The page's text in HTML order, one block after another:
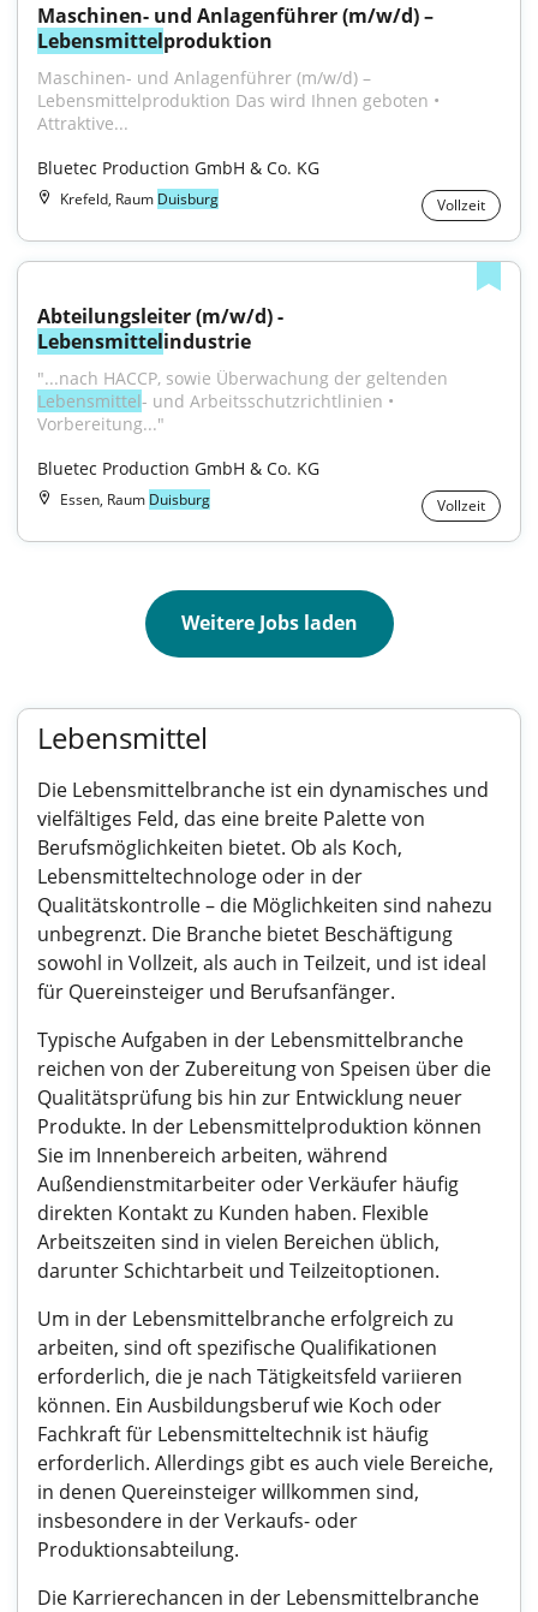
Lebensmittelproduktion
Maschinen- und Anlagenführer (m/w/d) –
Lebensmittelproduktion Das wird Ihnen geboten •
Attraktive...
Bluetec Production GmbH & Co. KG
Krefeld, Raum Duisburg Vollzeit
Lebensmittelindustrie
Lebensmittel- und Arbeitsschutzrichtlinien •
Vorbereitung..."
Bluetec Production GmbH & Co. KG
Essen, Raum Duisburg Vollzeit
Weitere Jobs laden
Lebensmittel
Die Lebensmittelbranche ist ein dynamisches und
vielfältiges Feld, das eine breite Palette von
Berufsmöglichkeiten bietet. Ob als Koch,
Lebensmitteltechnologe oder in der
Qualitätskontrolle – die Möglichkeiten sind nahezu
unbegrenzt. Die Branche bietet Beschäftigung
sowohl in Vollzeit, als auch in Teilzeit, und ist ideal
für Quereinsteiger und Berufsanfänger.
Typische Aufgaben in der Lebensmittelbranche
reichen von der Zubereitung von Speisen über die
Qualitätsprüfung bis hin zur Entwicklung neuer
Produkte. In der Lebensmittelproduktion können
Sie im Innenbereich arbeiten, während
Außendienstmitarbeiter oder Verkäufer häufig
direkten Kontakt zu Kunden haben. Flexible
Arbeitszeiten sind in vielen Bereichen üblich,
darunter Schichtarbeit und Teilzeitoptionen.
Um in der Lebensmittelbranche erfolgreich zu
arbeiten, sind oft spezifische Qualifikationen
erforderlich, die je nach Tätigkeitsfeld variieren
können. Ein Ausbildungsberuf wie Koch oder
Fachkraft für Lebensmitteltechnik ist häufig
erforderlich. Allerdings gibt es auch viele Bereiche,
in denen Quereinsteiger willkommen sind,
insbesondere in der Verkaufs- oder
Produktionsabteilung.
Die Karrierechancen in der Lebensmittelbranche